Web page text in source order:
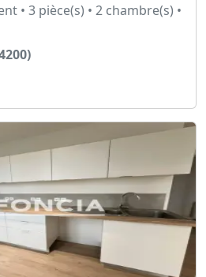
• 3 pièce(s) • 2 chambre(s) •